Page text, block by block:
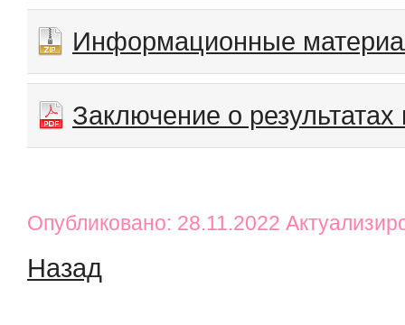
Информационные
Заключение о
Опубликовано: 28.11.2022
Назад